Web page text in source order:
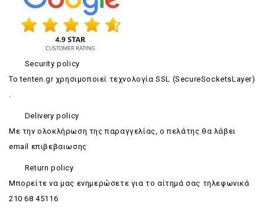
Security policy
Το tenten.gr χρησιμοποιεί τεχνολογία SSL (SecureSocketsLayer)
.
Delivery policy
Με την ολοκλήρωση της παραγγελίας, ο πελάτης θα λάβει
email επιβεβαιωσης
Return policy
Mπορείτε να μας ενημερώσετε για το αίτημά σας τηλεφωνικά
210 68 45116